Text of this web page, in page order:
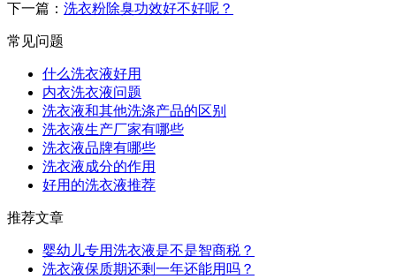
下一篇： 洗衣粉除臭功效好不好呢？
常见问题
什么洗衣液好用
内衣洗衣液问题
洗衣液和其他洗涤产品的区别
洗衣液生产厂家有哪些
洗衣液品牌有哪些
洗衣液成分的作用
好用的洗衣液推荐
推荐文章
婴幼儿专用洗衣液是不是智商税？
洗衣液保质期还剩一年还能用吗？